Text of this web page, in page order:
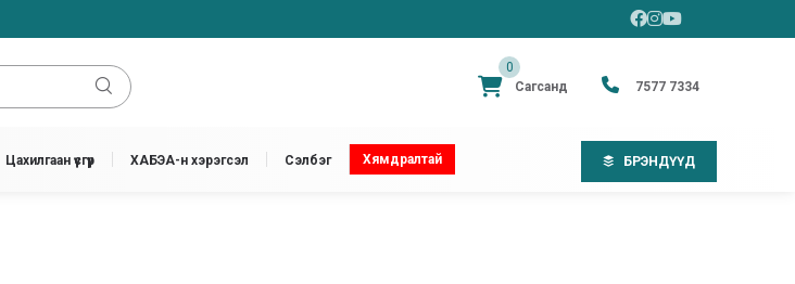
0
Сагсанд
7577 7334
Цахилгаан үүсгүүр ХАБЭА-н хэрэгсэл Сэлбэг Хямдралтай БРЭНДҮҮД